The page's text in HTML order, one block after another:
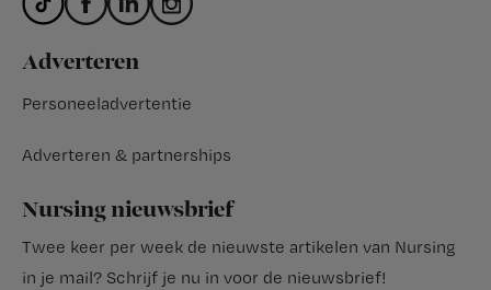
Adverteren
Personeeladvertentie
Adverteren & partnerships
Nursing nieuwsbrief
Twee keer per week de nieuwste artikelen van Nursing
in je mail? Schrijf je nu in voor de nieuwsbrief!